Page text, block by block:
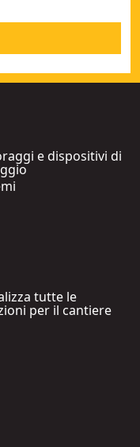
e dispositivi di
tutte le
per il cantiere